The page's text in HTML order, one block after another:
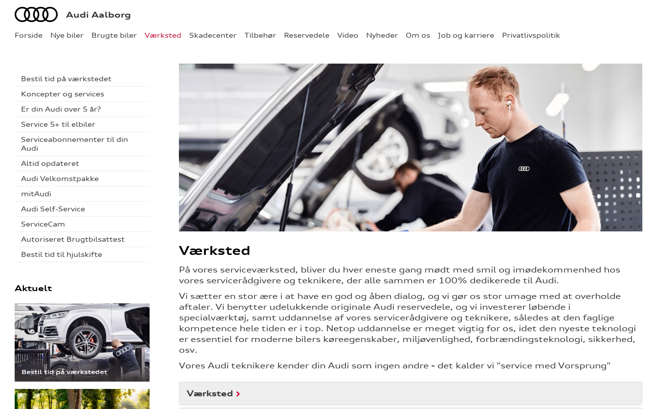
Forside Nye biler Brugte biler Værksted Skadecenter Tilbehør Reservedele Video Nyheder Om os Job og karriere Privatlivspolitik
Audi Audi Aalborg
Bestil tid på værkstedet
Koncepter og services
Er din Audi over 5 år?
Service 5+ til elbiler
Serviceabonnementer til din
Audi
Altid opdateret
Audi Velkomstpakke
mitAudi
Audi Self-Service
ServiceCam
Autoriseret Brugtbilsattest
Bestil tid til hjulskifte
Aktuelt
Værksted
På vores serviceværksted, bliver du hver eneste gang mødt med smil og imødekommenhed hos
vores servicerådgivere og teknikere, der alle sammen er 100% dedikerede til Audi.
Vi sætter en stor ære i at have en god og åben dialog, og vi gør os stor umage med at overholde
aftaler. Vi benytter udelukkende originale Audi reservedele, og vi investerer løbende i
specialværktøj, samt uddannelse af vores servicerådgivere og teknikere, således at den faglige
kompetence hele tiden er i top. Netop uddannelse er meget vigtig for os, idet den nyeste teknologi
er essentiel for moderne bilers køreegenskaber, miljøvenlighed, forbrændingsteknologi, sikkerhed,
osv.
Vores Audi teknikere kender din Audi som ingen andre - det kalder vi "service med Vorsprung"
Værksted